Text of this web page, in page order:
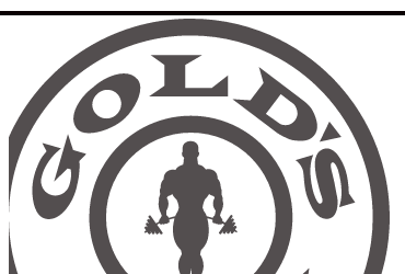
ABOUTゴールドジムについて
SUPPORT トレーニングサポート
SCHOOLスクール
STUDIO スタジオ
JOIN ご入会について
NEWSニュース